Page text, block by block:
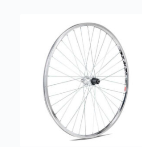
a
bajo